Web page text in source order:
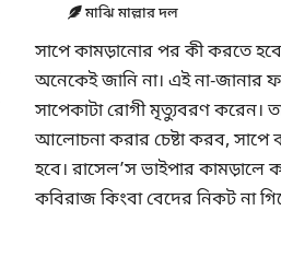
মাঝি মাল্লার দল
সাপে কামড়ানোর পর কী করতে
অনেকেই জানি না। এই না-জানার
সাপেকাটা রোগী মৃত্যুবরণ করেন।
আলোচনা করার চেষ্টা করব, সাপে
হবে। রাসেল’স ভাইপার কামড়ালে
কবিরাজ কিংবা বেদের নিকট না